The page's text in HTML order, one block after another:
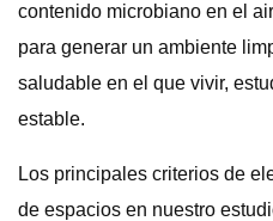
contenido microbiano en el
para generar un ambiente
saludable en el que vivir,
estable.
Los principales criterios de
de espacios en nuestro